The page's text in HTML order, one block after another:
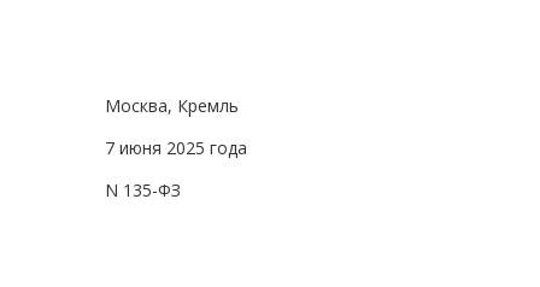
Москва, Кремль
7 июня 2025 года
N 135-ФЗ